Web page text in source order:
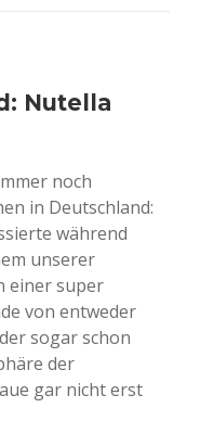
Nutella
noch
in Deutschland:
während
unserer
einer super
von entweder
sogar schon
der
gar nicht erst